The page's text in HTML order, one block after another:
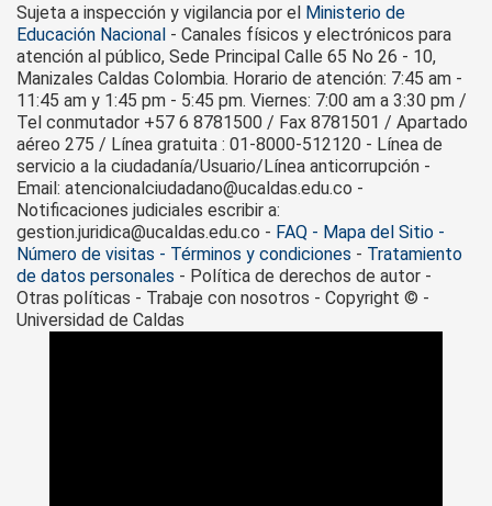
Sujeta a inspección y vigilancia por el Ministerio de
Educación Nacional - Canales físicos y electrónicos para
atención al público, Sede Principal Calle 65 No 26 - 10,
Manizales Caldas Colombia. Horario de atención: 7:45 am -
11:45 am y 1:45 pm - 5:45 pm. Viernes: 7:00 am a 3:30 pm /
Tel conmutador +57 6 8781500 / Fax 8781501 / Apartado
aéreo 275 / Línea gratuita : 01-8000-512120 - Línea de
servicio a la ciudadanía/Usuario/Línea anticorrupción -
Email: atencionalciudadano@ucaldas.edu.co -
Notificaciones judiciales escribir a:
gestion.juridica@ucaldas.edu.co - FAQ - Mapa del Sitio -
Número de visitas - Términos y condiciones - Tratamiento
de datos personales - Política de derechos de autor -
Otras políticas - Trabaje con nosotros - Copyright © -
Universidad de Caldas